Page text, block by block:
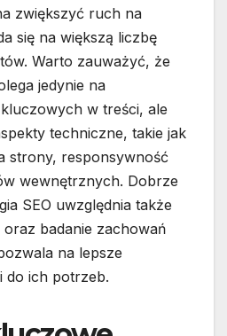
zwiększyć ruch na
się na większą liczbę
Warto zauważyć, że
jedynie na
w treści, ale
techniczne, takie jak
strony, responsywność
wewnętrznych. Dobrze
SEO uwzględnia także
badanie zachowań
na lepsze
do ich potrzeb.